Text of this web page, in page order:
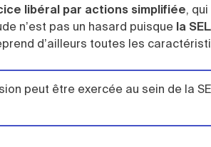
libéral par actions simplifiée,
n’est pas un hasard puisque la
d’ailleurs toutes les
peut être exercée au sein de la